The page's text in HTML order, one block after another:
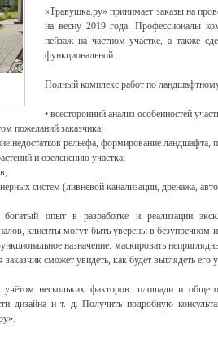
«Травушка.ру» принимает заказы на
на весну 2019 года. Профессионалы
пейзаж на частном участке, а также
функциональной.
Полный комплекс работ по
• всесторонний анализ особенностей
пожеланий заказчика;
недостатков рельефа, формирование ландшафта,
и озеленению участка;
систем (ливневой канализации, дренажа,
опыт в разработке и реализации
клиенты могут быть уверены в безупречном
назначение: маскировать
сможет увидеть, как будет выглядеть его
нескольких факторов: площади и
дизайна и т. д. Получить подробную